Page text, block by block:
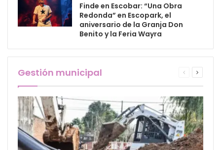
Finde en Escobar: “Una Obra
Redonda” en Escopark, el
aniversario de la Granja Don
Benito y la Feria Wayra
Gestión municipal